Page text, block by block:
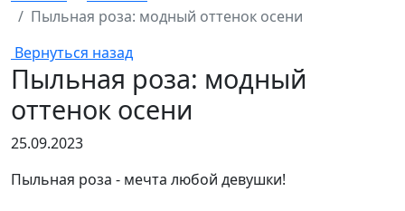
Пыльная роза: модный оттенок осени
Вернуться назад
Пыльная роза: модный
оттенок осени
25.09.2023
Пыльная роза - мечта любой девушки!